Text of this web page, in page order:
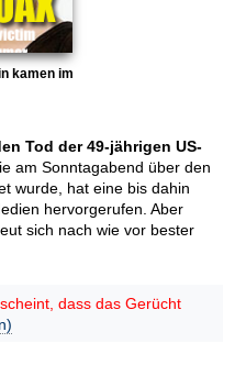
kamen im
Tod der 49-jährigen US-
am Sonntagabend über den
wurde, hat eine bis dahin
hervorgerufen. Aber
sich nach wie vor bester
dass das Gerücht